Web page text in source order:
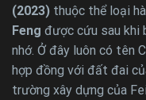
(2023) thuộc thể loại
Feng được cứu sau khi
nhớ. Ở đây luôn có tên
hợp đồng với đất đai
trường xây dựng của